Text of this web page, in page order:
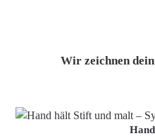
Wir zeichnen